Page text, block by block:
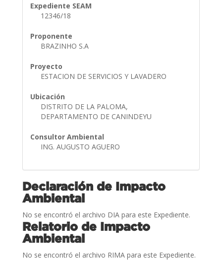
Expediente SEAM
12346/18
Proponente
BRAZINHO S.A
Proyecto
ESTACION DE SERVICIOS Y LAVADERO
Ubicación
DISTRITO DE LA PALOMA,
DEPARTAMENTO DE CANINDEYU
Consultor Ambiental
ING. AUGUSTO AGUERO
Declaración de Impacto
Ambiental
No se encontró el archivo DIA para este Expediente.
Relatorio de Impacto
Ambiental
No se encontró el archivo RIMA para este Expediente.